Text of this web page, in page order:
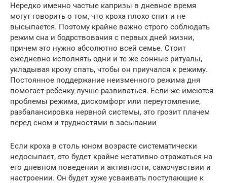
Нередко именно частые капризы в дневное время
могут говорить о том, что кроха плохо спит и не
высыпается. Поэтому крайне важно строго соблюдать
режим сна и бодрствования с первых дней жизни,
причем это нужно абсолютно всей семье. Стоит
ежедневно исполнять одни и те же сонные ритуалы,
укладывая кроху спать, чтобы он приучался к режиму.
Постоянное поддержание неизменного режима дня
помогает ребенку лучше развиваться. Если же имеются
проблемы режима, дискомфорт или переутомление,
разбалансировка нервной системы, это грозит плачем
перед сном и трудностями в засыпании
Если кроха в столь юном возрасте систематически
недосыпает, это будет крайне негативно отражаться на
его дневном поведении и активности, самочувствии и
настроении. Он будет хуже усваивать поступающие к